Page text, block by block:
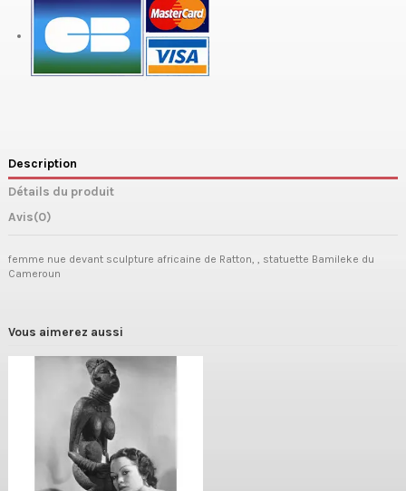
Description
Détails du produit
Avis(0)
femme nue devant sculpture africaine de Ratton, , statuette Bamileke du
Cameroun
Vous aimerez aussi